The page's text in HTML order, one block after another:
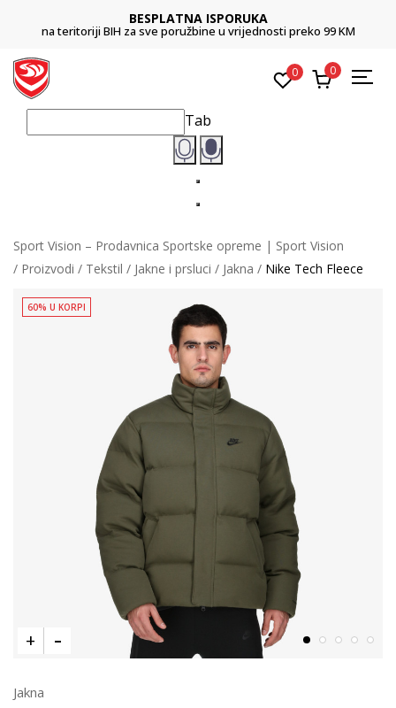
BESPLATNA ISPORUKA
na teritoriji BIH za sve poružbine u vrijednosti preko 99 KM
0 0
Tab
Sport Vision – Prodavnica Sportske opreme | Sport Vision
Proizvodi
Tekstil Jakne i prsluci Jakna Nike Tech Fleece
60% U KORPI
Jakna